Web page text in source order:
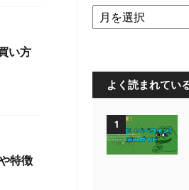
い方
特徴
よく読まれてい
1